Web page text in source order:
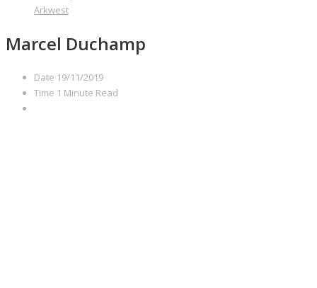
Arkwest
Marcel Duchamp
Date 19/11/2019
Time 1 Minute Read